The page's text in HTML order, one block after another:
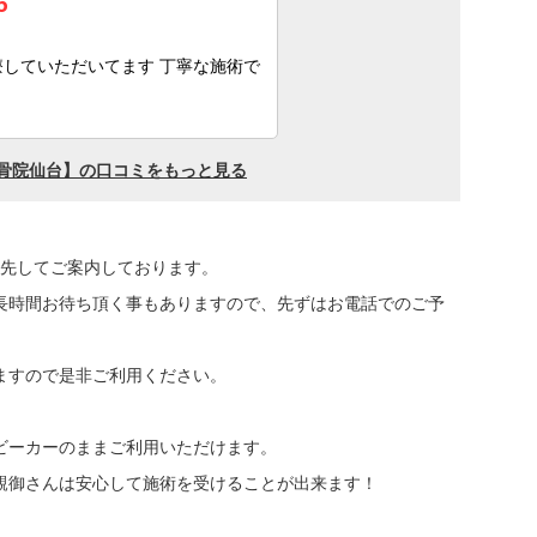
てご案内しております。
間お待ち頂く事もありますので、先ずはお電話でのご予
ので是非ご利用ください。
カーのままご利用いただけます。
さんは安心して施術を受けることが出来ます！